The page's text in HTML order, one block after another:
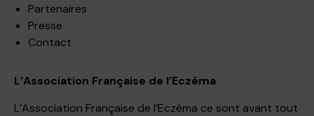
Partenaires
Presse
Contact
L’Association Française de l’Eczéma
L’Association Française de l’Eczéma ce sont avant tout